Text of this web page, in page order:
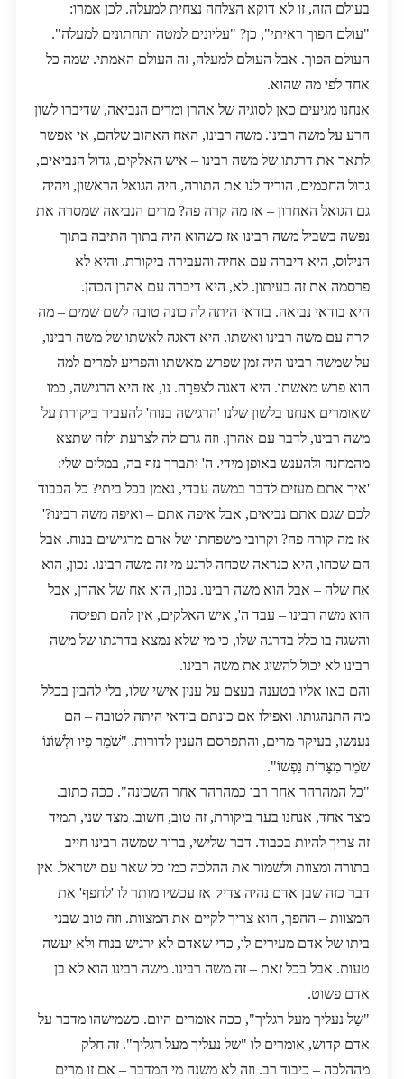
בעולם הזה, זו לא דוקא הצלחה נצחית למעלה. לכן אמרו:
"עולם הפוך ראיתי", כן? "עליונים למטה ותחתונים למעלה".
העולם הפוך. אבל העולם למעלה, זה העולם האמתי. שמה כל
אחד לפי מה שהוא.
אנחנו מגיעים כאן לסוגיה של אהרן ומרים הנביאה, שדיברו לשון
הרע על משה רבינו. משה רבינו, האח האהוב שלהם, אי אפשר
לתאר את דרגתו של משה רבינו – איש האלקים, גדול הנביאים,
גדול החכמים, הוריד לנו את התורה, היה הגואל הראשון, ויהיה
גם הגואל האחרון – אז מה קרה פה? מרים הנביאה שמסרה את
נפשה בשביל משה רבינו אז כשהוא היה בתוך התיבה בתוך
הנילוס, היא דיברה עם אחיה והעבירה ביקורת. והיא לא
פרסמה את זה בעיתון. לא, היא דיברה עם אהרן הכהן.
היא בודאי נביאה. בודאי היתה לה כונה טובה לשם שמים – מה
קרה עם משה רבינו ואשתו. היא דאגה לאשתו של משה רבינו,
על שמשה רבינו היה זמן שפרש מאשתו והפריע למרים למה
הוא פרש מאשתו. היא דאגה לצפֹּרָה. נו, אז היא הרגישה, כמו
שאומרים אנחנו בלשון שלנו 'הרגישה בנוח' להעביר ביקורת על
משה רבינו, לדבר עם אהרן. וזה גרם לה לצרעת ולזה שתצא
מהמחנה ולהענש באופן מידי. ה' יתברך נזף בה, במלים שלי:
'איך אתם מעזים לדבר במשה עבדי, נאמן בכל ביתי? כל הכבוד
לכם שגם אתם נביאים, אבל איפה אתם – ואיפה משה רבינו?'
אז מה קורה פה? וקרובי משפחתו של אדם מרגישים בנוח. אבל
הם שכחו, היא כנראה שכחה לרגע מי זה משה רבינו. נכון, הוא
אח שלה – אבל הוא משה רבינו. נכון, הוא אח של אהרן, אבל
הוא משה רבינו – עבד ה', איש האלקים, אין להם תפיסה
והשגה בו כלל בדרגה שלו, כי מי שלא נמצא בדרגתו של משה
רבינו לא יכול להשיג את משה רבינו.
והם באו אליו בטענה בעצם על ענין אישי שלו, בלי להבין בכלל
מה התנהגותו. ואפילו אם כונתם בודאי היתה לטובה – הם
נענשו, בעיקר מרים, והתפרסם הענין לדורות. "שֹׁמֵר פִּיו וּלְשׁוֹנוֹ
שֹׁמֵר מִצָּרוֹת נַפְשׁוֹ".
"כל המהרהר אחר רבו כמהרהר אחר השכינה". ככה כתוב.
מצד אחד, אנחנו בעד ביקורת, זה טוב, חשוב. מצד שני, תמיד
זה צריך להיות בכבוד. דבר שלישי, ברור שמשה רבינו חייב
בתורה ומצוות ולשמור את ההלכה כמו כל שאר עם ישראל. אין
דבר כזה שבן אדם נהיה צדיק אז עכשיו מותר לו 'לחפף' את
המצוות – ההפך, הוא צריך לקיים את המצוות. וזה טוב שבני
ביתו של אדם מעירים לו, כדי שאדם לא ירגיש בנוח ולא יעשה
טעות. אבל בכל זאת – זה משה רבינו. משה רבינו הוא לא בן
אדם פשוט.
"שַׁל נעליך מעל רגליך", ככה אומרים היום. כשמישהו מדבר על
אדם קדוש, אומרים לו "של נעליך מעל רגליך". זה חלק
מההלכה – כיבוד רב. וזה לא משנה מי המדבר – אם זו מרים